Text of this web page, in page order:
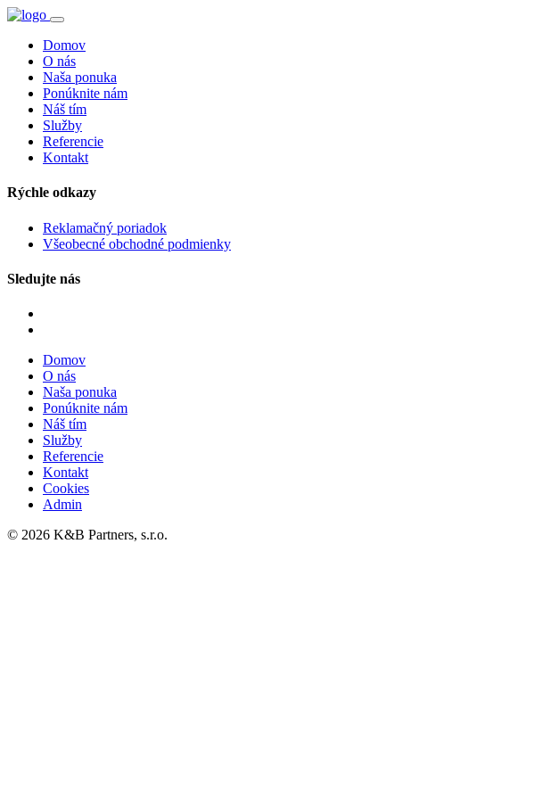
Domov
O nás
Naša ponuka
Ponúknite nám
Náš tím
Služby
Referencie
Kontakt
Rýchle odkazy
Reklamačný poriadok
Všeobecné obchodné podmienky
Sledujte nás
Domov
O nás
Naša ponuka
Ponúknite nám
Náš tím
Služby
Referencie
Kontakt
Cookies
Admin
© 2026 K&B Partners, s.r.o.